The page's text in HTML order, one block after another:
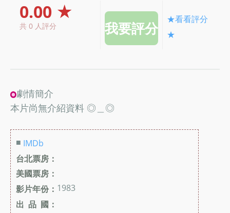
0.00 ★
共 0 人評分
★看看評分
★
劇情簡介
本片尚無介紹資料 ◎＿◎
■ IMDb
台北票房：
美國票房：
影片年份： 1983
出 品 國：